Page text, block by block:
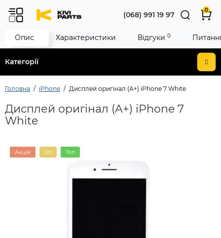
Категорії
(068) 991 19 97
0
Головна iPhone Дисплей оригінал (A+) iPhone 7 White
Дисплей оригінал (A+) iPhone 7
White
Акція Хіт Топ
Опис Характеристики Відгуки 0